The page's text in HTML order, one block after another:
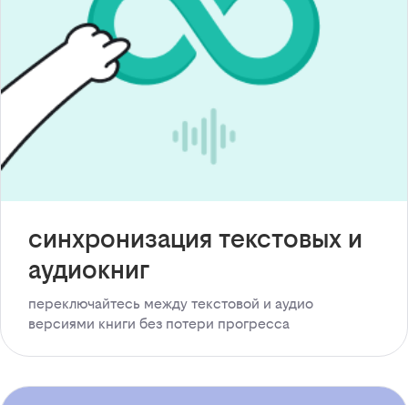
синхронизация текстовых и
аудиокниг
переключайтесь между текстовой и аудио
версиями книги без потери прогресса